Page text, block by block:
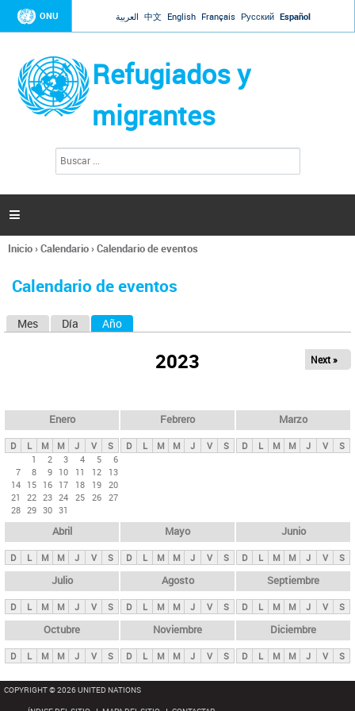
Jump to navigation
ONU العربية 中文 English Français Русский Español
Refugiados y
migrantes
l
d
s

Se
usted
Inicio›Calendario›Calendario de eventos
Calendario de eventos
s
p
n
i
p
a
l
s
Mes Día Año
2023 Next »
Enero
D L M M J V
S
1
2 3 4 5
6
7
8 9 10 11 12
13
14 15 16 17 18 19 20
21
22 23 24 25 26 27
28 29 30 31
Febrero
D L M M J V S
Marzo
D L M M J V S
Abril
D L M M J V S
Mayo
D L M M J V S
Junio
D L M M J V S
Julio
D L M M J V S
Agosto
D L M M J V S
Septiembre
D L M M J V S
Octubre
D L M M J V S
Noviembre
D L M M J V S
Diciembre
D L M M J V S
COPYRIGHT © 2026 UNITED NATIONS